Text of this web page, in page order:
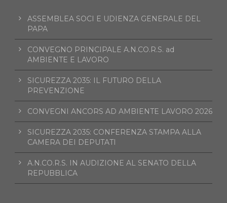
ASSEMBLEA SOCI E UDIENZA GENERALE DEL
PAPA
CONVEGNO PRINCIPALE A.N.CO.R.S. ad
AMBIENTE E LAVORO
SICUREZZA 2035: IL FUTURO DELLA
PREVENZIONE
CONVEGNI ANCORS AD AMBIENTE LAVORO 2026
SICUREZZA 2035: CONFERENZA STAMPA ALLA
CAMERA DEI DEPUTATI
A.N.CO.R.S. IN AUDIZIONE AL SENATO DELLA
REPUBBLICA